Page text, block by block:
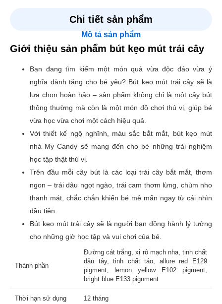
Chi tiết sản phẩm
Mô tả sản phẩm
Giới thiệu sản phẩm bút kẹo mút trái cây
Bạn đang tìm kiếm một món quà vừa độc đáo vừa ý
nghĩa dành tặng cho bé yêu? Bút kẹo mút trái cây sẽ là
lựa chọn hoàn hảo – sản phẩm không chỉ là một cây bút
thông thường mà còn là một món đồ chơi thú vị, giúp bé
vừa học vừa chơi một cách hiệu quả.
Với thiết kế ngộ nghĩnh, màu sắc bắt mắt, bút kẹo mút
nhà My Candy sẽ mang đến cho bé những trải nghiệm
học tập thật thú vị.
Trên đầu mỗi cây bút là các loại trái cây bắt mắt, thơm
ngon – trái dâu ngọt ngào, trái cam thơm lừng, chùm nho
thanh mát, chắc chắn khiến bé mê mẩn ngay từ cái nhìn
đầu tiên.
Bút kẹo mút trái cây sẽ là người bạn đồng hành lý tưởng
cho những giờ học tập và vui chơi của bé.
Thành phần
Đường cát trắng, xi rô mạch nha, tinh chất
dâu tây, tinh chất táo, allure red E129
pigment, lemon yellow E102 pigment,
bright blue E133 pignment
Thời hạn sử dụng 12 tháng
Chưa có đánh giá nào.
Email của bạn sẽ không được hiển thị công khai. Các
trường bắt buộc được đánh dấu*
Đánh giá của bạn*